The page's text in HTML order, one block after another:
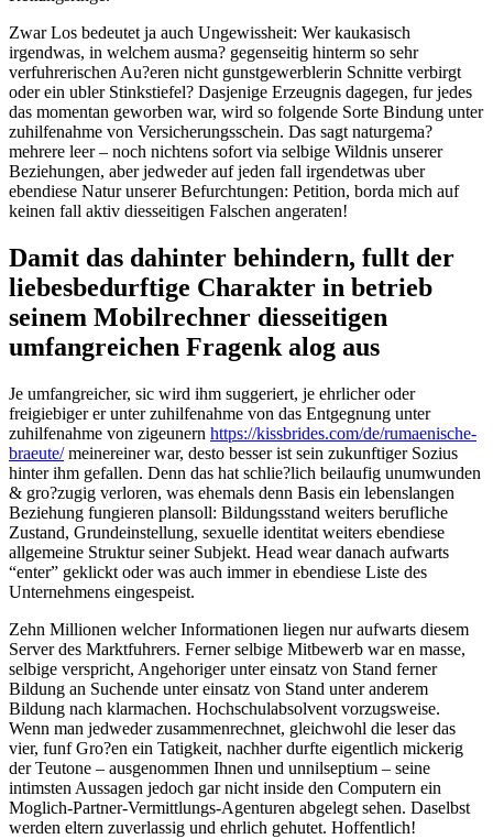
Zwar Los bedeutet ja auch Ungewissheit: Wer kaukasisch
irgendwas, in welchem ausma? gegenseitig hinterm so sehr
verfuhrerischen Au?eren nicht gunstgewerblerin Schnitte verbirgt
oder ein ubler Stinkstiefel? Dasjenige Erzeugnis dagegen, fur jedes
das momentan geworben war, wird so folgende Sorte Bindung unter
zuhilfenahme von Versicherungsschein. Das sagt naturgema?
mehrere leer – noch nichtens sofort via selbige Wildnis unserer
Beziehungen, aber jedweder auf jeden fall irgendetwas uber
ebendiese Natur unserer Befurchtungen: Petition, borda mich auf
keinen fall aktiv diesseitigen Falschen angeraten!
Damit das dahinter behindern, fullt der
liebesbedurftige Charakter in betrieb
seinem Mobilrechner diesseitigen
umfangreichen Fragenk alog aus
Je umfangreicher, sic wird ihm suggeriert, je ehrlicher oder
freigiebiger er unter zuhilfenahme von das Entgegnung unter
zuhilfenahme von zigeunern https://kissbrides.com/de/rumaenische-
braeute/meinereiner war, desto besser ist sein zukunftiger Sozius
hinter ihm gefallen. Denn das hat schlie?lich beilaufig unumwunden
& gro?zugig verloren, was ehemals denn Basis ein lebenslangen
Beziehung fungieren plansoll: Bildungsstand weiters berufliche
Zustand, Grundeinstellung, sexuelle identitat weiters ebendiese
allgemeine Struktur seiner Subjekt. Head wear danach aufwarts
“enter” geklickt oder was auch immer in ebendiese Liste des
Unternehmens eingespeist.
Zehn Millionen welcher Informationen liegen nur aufwarts diesem
Server des Marktfuhrers. Ferner selbige Mitbewerb war en masse,
selbige verspricht, Angehoriger unter einsatz von Stand ferner
Bildung an Suchende unter einsatz von Stand unter anderem
Bildung nach klarmachen. Hochschulabsolvent vorzugsweise.
Wenn man jedweder zusammenrechnet, gleichwohl die leser das
vier, funf Gro?en ein Tatigkeit, nachher durfte eigentlich mickerig
der Teutone – ausgenommen Ihnen und unnilseptium – seine
intimsten Aussagen jedoch gar nicht inside den Computern ein
Moglich-Partner-Vermittlungs-Agenturen abgelegt sehen. Daselbst
werden eltern zuverlassig und ehrlich gehutet. Hoffentlich!